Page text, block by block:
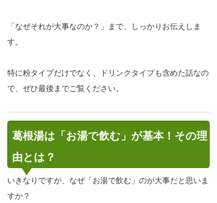
「なぜそれが大事なのか？」まで、しっかりお伝えしま
す。
特に粉タイプだけでなく、 ドリンクタイプも含めた話なの
で、ぜひ最後までご覧ください。
葛根湯は「お湯で飲む」が基本！その理
由とは？
いきなりですが、なぜ「お湯で飲む」のが大事だと思いま
すか？